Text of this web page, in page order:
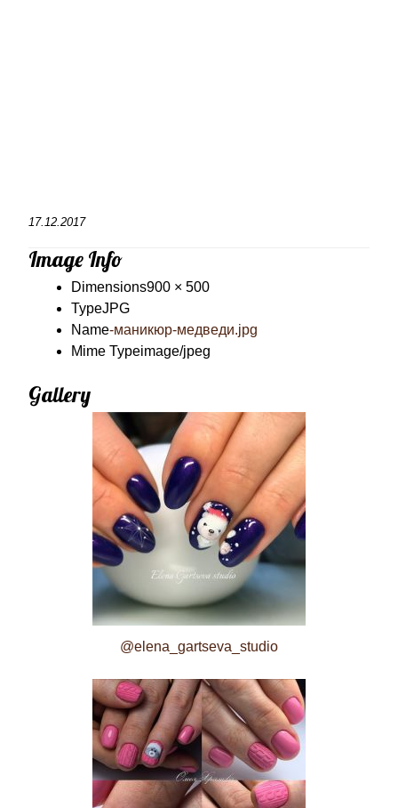
17.12.2017
Image Info
Dimensions900 × 500
TypeJPG
Name-маникюр-медведи.jpg
Mime Typeimage/jpeg
Gallery
@elena_gartseva_studio